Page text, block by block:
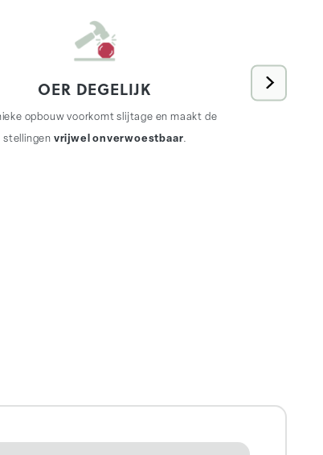
OER DEGELIJK
opbouw voorkomt slijtage en maakt de
stellingen vrijwel onverwoestbaar.